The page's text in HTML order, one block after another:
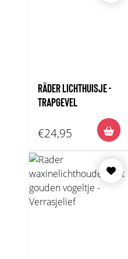
RÄDER LICHTHUISJE -
TRAPGEVEL
€24,95